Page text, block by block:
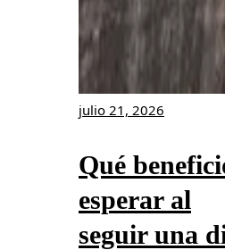
julio 21, 2026
Qué
esperar al
seguir una